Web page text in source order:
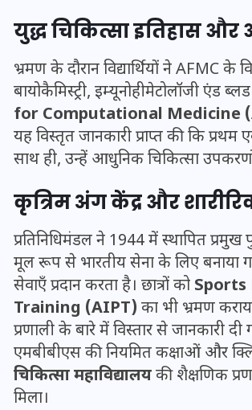
युद्ध चिकित्सा इतिहास
भ्रमण के दौरान विद्यार्थियों ने AFMC के
बायोकैमिस्ट्री, इम्यूनोहीमेटोलॉजी एंड
for Computational Medicine
यह विस्तृत जानकारी प्राप्त की कि प्रथम
साथ ही, उन्हें आधुनिक चिकित्सा
कृत्रिम अंग केंद्र और
प्रतिनिधिमंडल ने 1944 में स्थापित प्रमुख
मूल रूप से भारतीय सेना के लिए बनाया
सेवाएँ प्रदान करता है। छात्रों को
Training (AIPT) का भी भ्रमण
प्रणाली के बारे में विस्तार से जानकारी
एमबीबीएस की नियमित कक्षाओं और
चिकित्सा महाविद्यालयकी शैक्षणिक
मिला।
UPSSSC Lekhpal
2025: यूपी में
पर बंपर भर्ती का
जानें कब से शुरू होंगे
16 दिसम्बर 2025
जिस कमरे में बिना